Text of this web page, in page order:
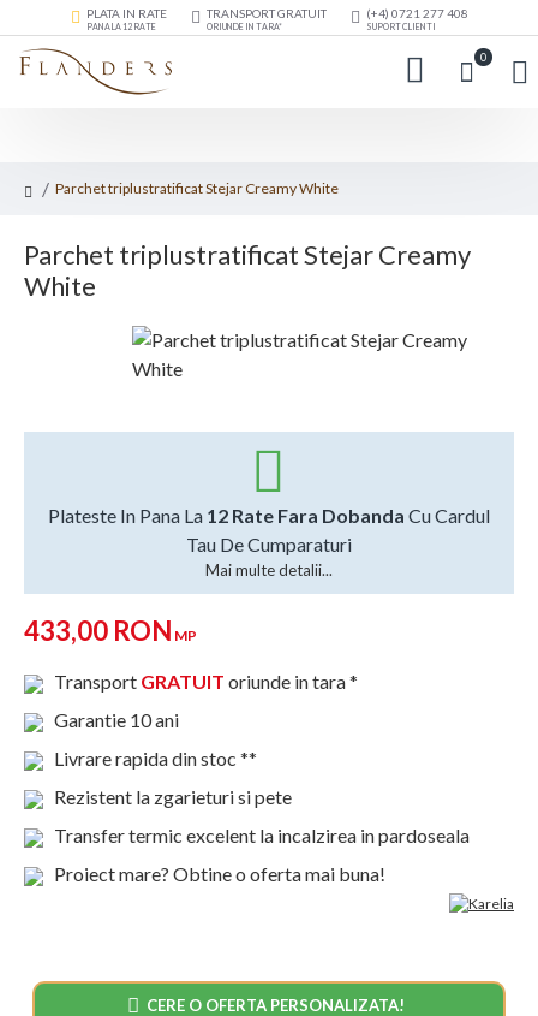
PLATA IN RATE
PANA LA 12 RATE
TRANSPORT GRATUIT
ORIUNDE IN TARA*
(+4) 0721 277 408
SUPORT CLIENTI
0
Parchet triplustratificat Stejar Creamy White
Parchet triplustratificat Stejar Creamy
White
Plateste In Pana La 12 Rate Fara Dobanda Cu Cardul
Tau De Cumparaturi
Mai multe detalii...
433,00 RON MP
Transport GRATUIT oriunde in tara *
Garantie 10 ani
Livrare rapida din stoc **
Rezistent la zgarieturi si pete
Transfer termic excelent la incalzirea in pardoseala
Proiect mare? Obtine o oferta mai buna!
CERE O OFERTA PERSONALIZATA!